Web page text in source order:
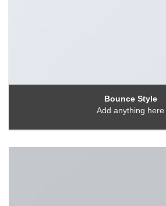
Bounce Style
Add anything here